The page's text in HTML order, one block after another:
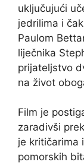
uključujući
jedrilima i
Paulom
liječnika
prijateljstvo
na život
Film je
zaradivši
je kritičarima
pomorskih